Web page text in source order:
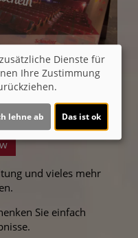
und vieles mehr
Sie einfach
Dienste für
Ihre Zustimmung
lehne ab Das ist ok